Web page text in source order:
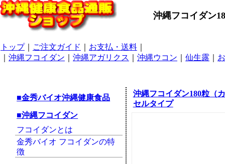
沖縄フコイダン
トップ｜ ご注文ガイド お支払・送料
沖縄フコイダン 沖縄アガリクス 沖縄ウコン 仙生露
■金秀バイオ沖縄健康食品
■沖縄フコイダン
フコイダンとは
金秀バイオ フコイダンの特
徴
沖縄フコイダン180粒（
セルタイプ